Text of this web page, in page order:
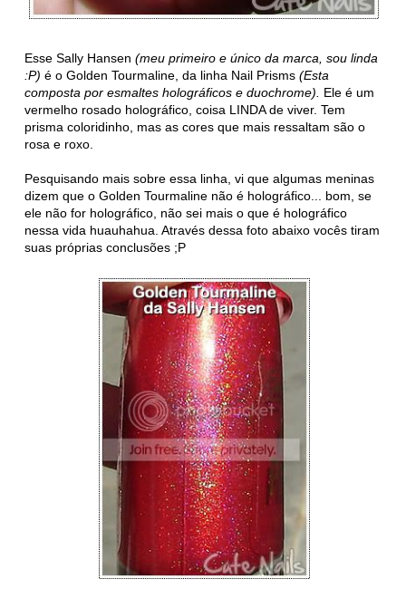
Esse Sally Hansen(meu primeiro e único da marca, sou linda
:P) é o Golden Tourmaline, da linha Nail Prisms(Esta
composta por esmaltes holográficos e duochrome).
Ele é um
vermelho rosado holográfico, coisa LINDA de viver. Tem
prisma coloridinho, mas as cores que mais ressaltam são o
rosa e roxo.
Pesquisando mais sobre essa linha, vi que algumas meninas
dizem que o Golden Tourmaline não é holográfico... bom, se
ele não for holográfico, não sei mais o que é holográfico
nessa vida huauhahua. Através dessa foto abaixo vocês tiram
suas próprias conclusões ;P